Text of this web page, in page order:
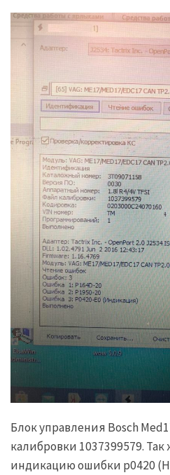
Блок управления Bosch
калибровки 1037399579.
индикацию ошибки p0420